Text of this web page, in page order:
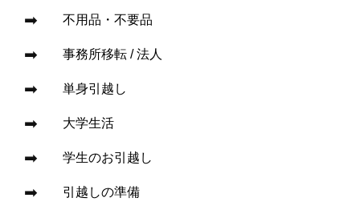
不用品・不要品
事務所移転 / 法人
単身引越し
大学生活
学生のお引越し
引越しの準備